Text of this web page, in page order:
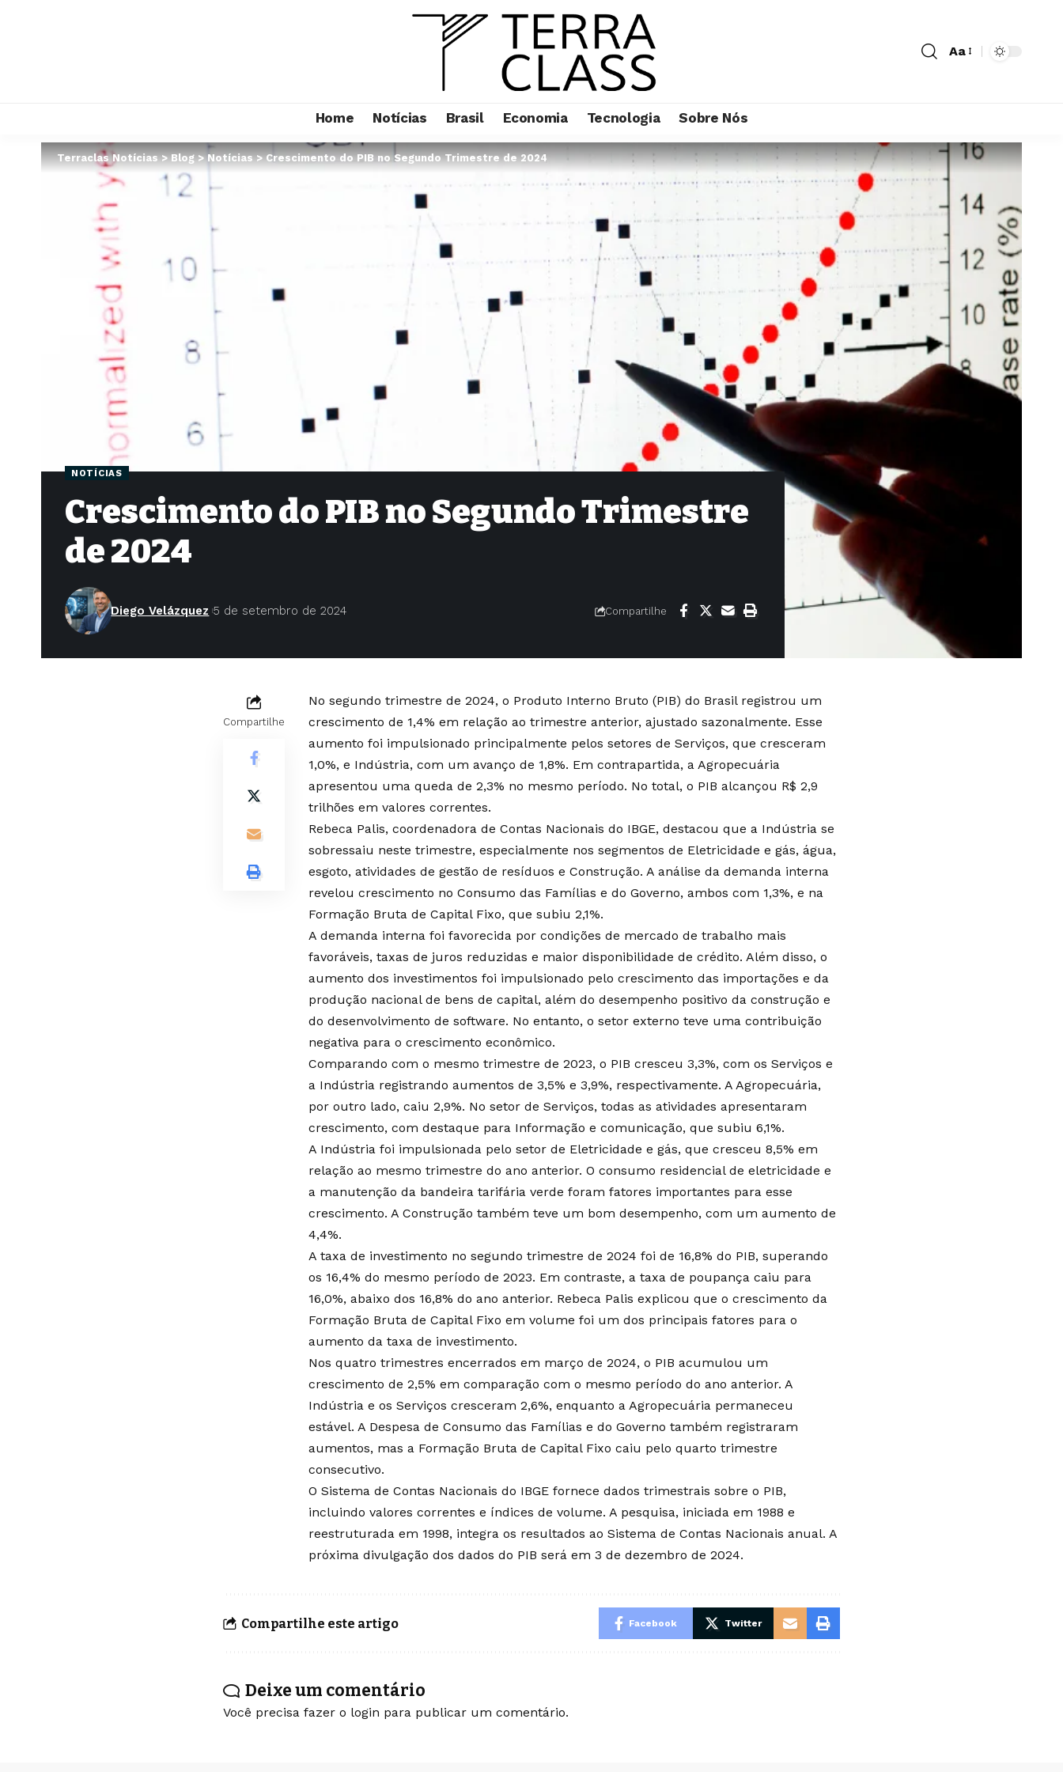
Aa
Home Notícias Brasil Economia Tecnologia Sobre Nós
Terraclas Notícias>Blog>Notícias>Crescimento do PIB no Segundo Trimestre de 2024
NOTÍCIAS
Crescimento do PIB no Segundo Trimestre
de 2024
Diego Velázquez 5 de setembro de 2024 Compartilhe
Compartilhe
No segundo trimestre de 2024, o Produto Interno Bruto (PIB) do Brasil registrou um
crescimento de 1,4% em relação ao trimestre anterior, ajustado sazonalmente. Esse
aumento foi impulsionado principalmente pelos setores de Serviços, que cresceram
1,0%, e Indústria, com um avanço de 1,8%. Em contrapartida, a Agropecuária
apresentou uma queda de 2,3% no mesmo período. No total, o PIB alcançou R$ 2,9
trilhões em valores correntes.
Rebeca Palis, coordenadora de Contas Nacionais do IBGE, destacou que a Indústria se
sobressaiu neste trimestre, especialmente nos segmentos de Eletricidade e gás, água,
esgoto, atividades de gestão de resíduos e Construção. A análise da demanda interna
revelou crescimento no Consumo das Famílias e do Governo, ambos com 1,3%, e na
Formação Bruta de Capital Fixo, que subiu 2,1%.
A demanda interna foi favorecida por condições de mercado de trabalho mais
favoráveis, taxas de juros reduzidas e maior disponibilidade de crédito. Além disso, o
aumento dos investimentos foi impulsionado pelo crescimento das importações e da
produção nacional de bens de capital, além do desempenho positivo da construção e
do desenvolvimento de software. No entanto, o setor externo teve uma contribuição
negativa para o crescimento econômico.
Comparando com o mesmo trimestre de 2023, o PIB cresceu 3,3%, com os Serviços e
a Indústria registrando aumentos de 3,5% e 3,9%, respectivamente. A Agropecuária,
por outro lado, caiu 2,9%. No setor de Serviços, todas as atividades apresentaram
crescimento, com destaque para Informação e comunicação, que subiu 6,1%.
A Indústria foi impulsionada pelo setor de Eletricidade e gás, que cresceu 8,5% em
relação ao mesmo trimestre do ano anterior. O consumo residencial de eletricidade e
a manutenção da bandeira tarifária verde foram fatores importantes para esse
crescimento. A Construção também teve um bom desempenho, com um aumento de
4,4%.
A taxa de investimento no segundo trimestre de 2024 foi de 16,8% do PIB, superando
os 16,4% do mesmo período de 2023. Em contraste, a taxa de poupança caiu para
16,0%, abaixo dos 16,8% do ano anterior. Rebeca Palis explicou que o crescimento da
Formação Bruta de Capital Fixo em volume foi um dos principais fatores para o
aumento da taxa de investimento.
Nos quatro trimestres encerrados em março de 2024, o PIB acumulou um
crescimento de 2,5% em comparação com o mesmo período do ano anterior. A
Indústria e os Serviços cresceram 2,6%, enquanto a Agropecuária permaneceu
estável. A Despesa de Consumo das Famílias e do Governo também registraram
aumentos, mas a Formação Bruta de Capital Fixo caiu pelo quarto trimestre
consecutivo.
O Sistema de Contas Nacionais do IBGE fornece dados trimestrais sobre o PIB,
incluindo valores correntes e índices de volume. A pesquisa, iniciada em 1988 e
reestruturada em 1998, integra os resultados ao Sistema de Contas Nacionais anual. A
próxima divulgação dos dados do PIB será em 3 de dezembro de 2024.
Compartilhe este artigo Facebook Twitter
Deixe um comentário
Você precisa fazer o login para publicar um comentário.